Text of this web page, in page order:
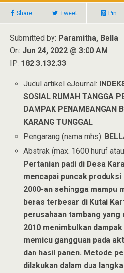
Share Tweet Pin
Submitted by: Paramitha, Bella
On: Jun 24, 2022 @ 3:00 AM
IP: 182.3.132.33
Judul artikel eJournal:
SOSIAL RUMAH TANGGA
DAMPAK PENAMBANGAN
KARANG TUNGGAL
Pengarang (nama mhs):
Abstrak (max. 1600 huruf
Pertanian padi di Desa
mencapai puncak produksi
2000-an sehingga mampu
beras terbesar di Kutai
perusahaan tambang yang
2010 menimbulkan
memicu gangguan pada
dan hasil panen. Metode
dilakukan dalam dua